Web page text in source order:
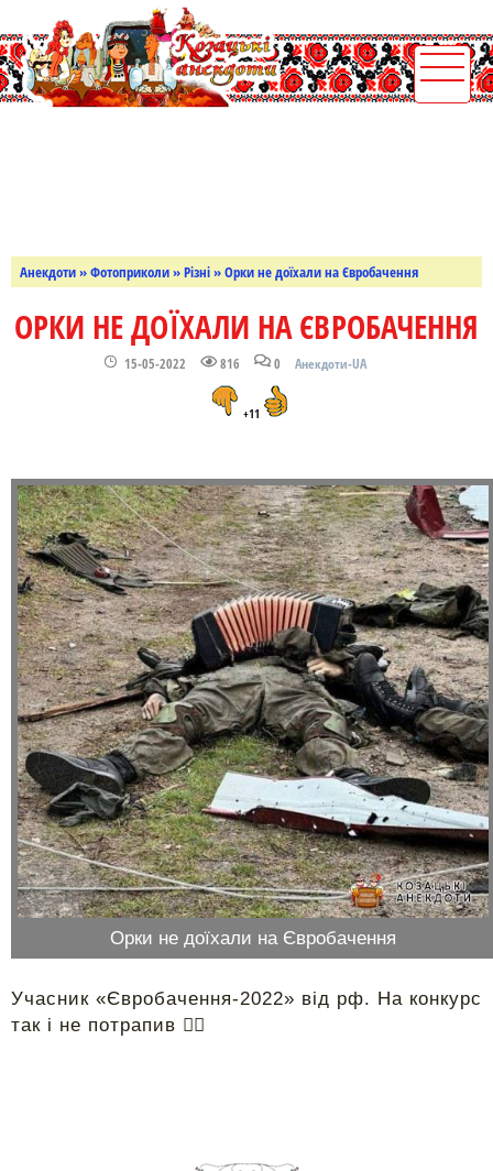
Анекдоти»Фотоприколи»Різні» Орки не доїхали на Євробачення
ОРКИ НЕ ДОЇХАЛИ НА ЄВРОБАЧЕННЯ
15-05-2022 816 0 Анекдоти-UA
+11
Орки не доїхали на Євробачення
Учасник «Євробачення-2022» від рф. На конкурс
так і не потрапив 🤷‍♂️